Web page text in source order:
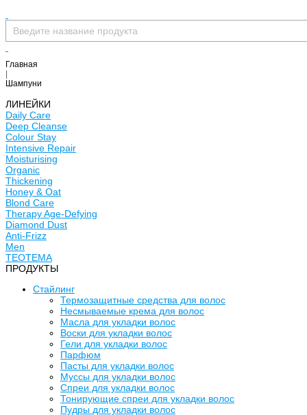
Главная
Шампуни
ЛИНЕЙКИ
Daily Care
Deep Cleanse
Colour Stay
Intensive Repair
Moisturising
Organic
Thickening
Honey & Oat
Blond Care
Therapy Age-Defying
Diamond Dust
Anti-Frizz
Men
TEOTEMA
ПРОДУКТЫ
Стайлинг
Термозащитные средства для волос
Несмываемые крема для волос
Масла для укладки волос
Воски для укладки волос
Гели для укладки волос
Парфюм
Пасты для укладки волос
Муссы для укладки волос
Спреи для укладки волос
Тонирующие спреи для укладки волос
Пудры для укладки волос